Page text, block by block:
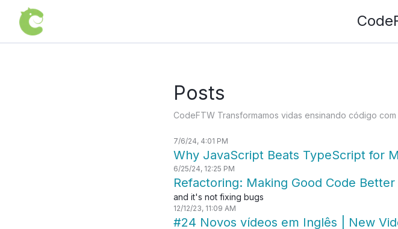
Posts
CodeFTW Transformamos vidas ensinando código
7/6/24, 4:01 PM
Why JavaScript Beats TypeScript for
6/25/24, 12:25 PM
Refactoring: Making Good Code Better
and it's not fixing bugs
12/12/23, 11:09 AM
#24 Novos vídeos em Inglês | New